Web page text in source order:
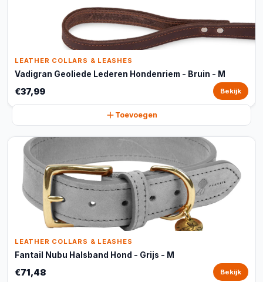
LEATHER COLLARS & LEASHES
Vadigran Geoliede Lederen Hondenriem - Bruin - M
€37,99 Bekijk
Toevoegen
LEATHER COLLARS & LEASHES
Fantail Nubu Halsband Hond - Grijs - M
€71,48 Bekijk